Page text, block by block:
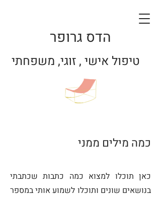
הדס גרופר
טיפול אישי , זוגי, משפחתי
כמה מילים ממני
כאן תוכלו למצוא כמה כתבות שכתבתי
בנושאים שונים ותוכלו לשמוע אותי במספר